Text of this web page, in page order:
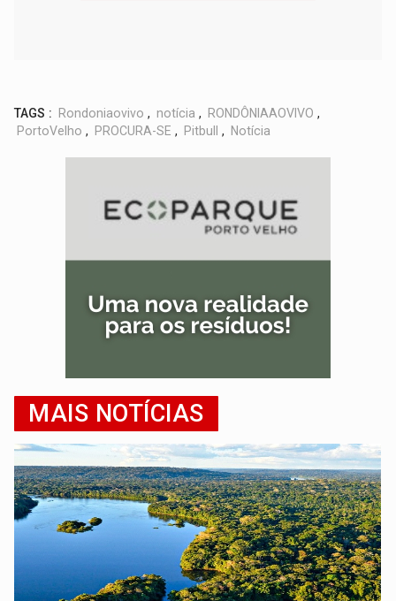
TAGS : Rondoniaovivo , notícia , RONDÔNIAAOVIVO ,
PortoVelho , PROCURA-SE , Pitbull , Notícia
MAIS NOTÍCIAS